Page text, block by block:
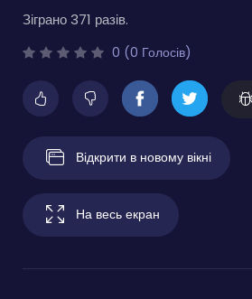
Зіграно 371 разів.
0 (0 Голосів)
Відкрити в новому вікні
На весь екран